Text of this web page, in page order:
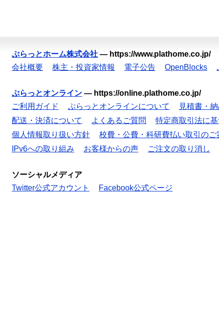
ぷらっとホーム株式会社 — https://www.plathome.co.jp/
会社概要
株主・投資家情報 電子公告 OpenBlocks
ぷらっとオンライン — https://online.plathome.co.jp/
ご利用ガイド
ぷらっとオンラインについて
見積書・
配送・決済について
よくあるご質問
特定商取引法に
個人情報取り扱い方針
校費・公費・科研費払い取引のご
IPv6への取り組み
お客様からの声 ご注文の取り消し
ソーシャルメディア
Twitter公式アカウント
Facebook公式ページ